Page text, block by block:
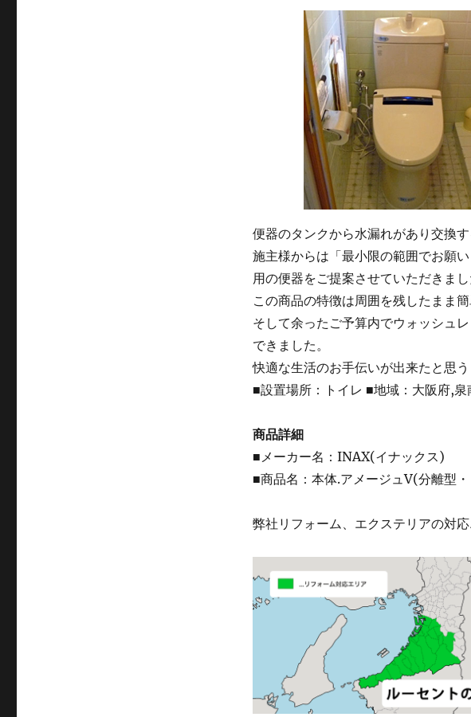
便器のタンクから水漏れがあり交換す
施主様からは「最小限の範囲でお願
用の便器をご提案させていただきまし
この商品の特徴は周囲を残したまま
そして余ったご予算内でウォッシュ
できました。
快適な生活のお手伝いが出来たと思う
■設置場所：トイレ ■地域：大阪府,泉
商品詳細
■メーカー名：INAX(イナックス)
■商品名：本体.アメージュV(分離型
弊社リフォーム、エクステリアの対応